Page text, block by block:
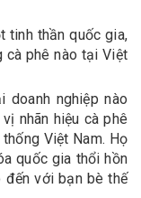
tinh thần quốc gia,
cà phê nào tại Việt
nghiệp nào
nhãn hiệu cà phê
Việt Nam. Họ
quốc gia thổi hồn
đến với bạn bè thế